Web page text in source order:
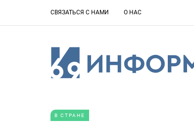
СВЯЗАТЬСЯ С НАМИ О НАС
В СТРАНЕ